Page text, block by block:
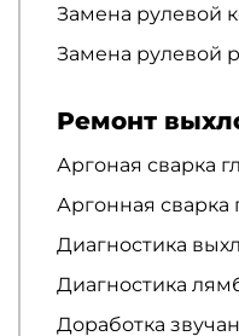
Замена рулевой
Замена рулевой
Ремонт
Аргоная сварка
Аргонная сварка
Диагностика
Диагностика
Доработка